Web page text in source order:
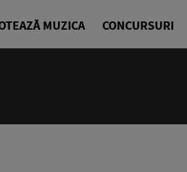
MUZICA CONCURSURI